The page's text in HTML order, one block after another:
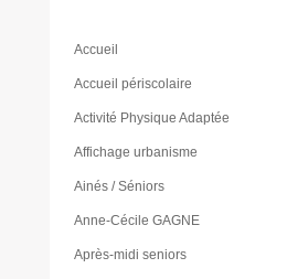
Accueil
Accueil périscolaire
Activité Physique Adaptée
Affichage urbanisme
Ainés / Séniors
Anne-Cécile GAGNE
Après-midi seniors